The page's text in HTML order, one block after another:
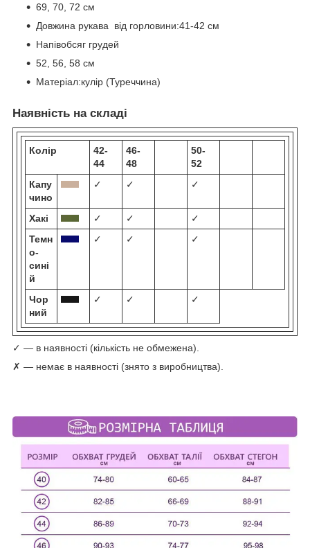
69, 70, 72 см
Довжина рукава від горловини:41-42 см
Напівобсяг грудей
52, 56, 58 см
Матеріал:кулір (Туреччина)
Наявність на складі
Колір
42-
44
46-
48
50-
52
Капу
чино
✓ ✓ ✓
Хакі ✓ ✓
✓
Темн
о-
сині
й
✓ ✓ ✓
Чор
ний
✓ ✓ ✓
✓ — в наявності (кількість не обмежена).
✗ — немає в наявності (знято з виробництва).